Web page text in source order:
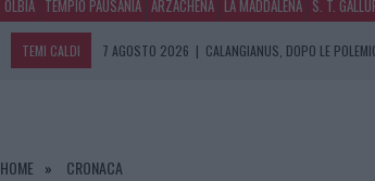
OLBIA TEMPIO PAUSANIA ARZACHENA LA MADDALENA S. T.
TEMI CALDI 7 AGOSTO 2026 | CALANGIANUS, DOPO LE
7 AGOSTO 2026
|
HOME CRONACA